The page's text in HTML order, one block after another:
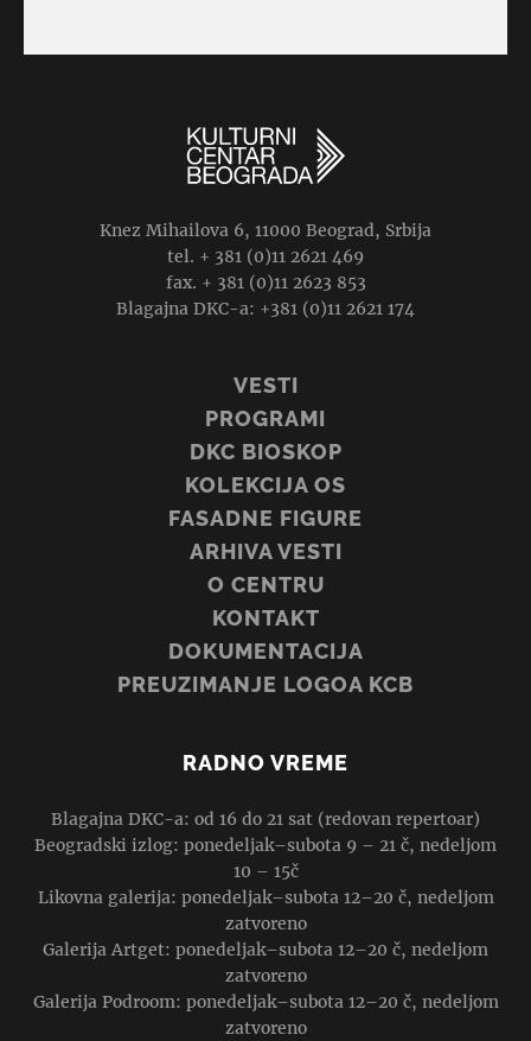
Knez Mihailova 6, 11000 Beograd, Srbija
tel. + 381 (0)11 2621 469
fax. + 381 (0)11 2623 853
Blagajna DKC-a: +381 (0)11 2621 174
VESTI
PROGRAMI
DKC BIOSKOP
KOLEKCIJA OS
FASADNE FIGURE
ARHIVA VESTI
O CENTRU
KONTAKT
DOKUMENTACIJA
PREUZIMANJE LOGOA KCB
RADNO VREME
Blagajna DKC-a: od 16 do 21 sat (redovan repertoar)
Beogradski izlog: ponedeljak–subota 9 – 21 č, nedeljom
10 – 15č
Likovna galerija: ponedeljak–subota 12–20 č, nedeljom
zatvoreno
Galerija Artget: ponedeljak–subota 12–20 č, nedeljom
zatvoreno
Galerija Podroom: ponedeljak–subota 12–20 č, nedeljom
zatvoreno